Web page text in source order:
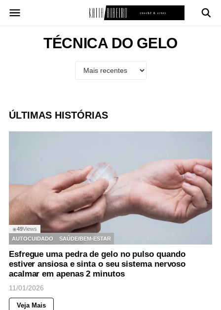
para
TÉCNICA DO GELO
ÚLTIMAS HISTÓRIAS
◉49Views
AUTOCUIDADO
SAÚDE/BEM-ESTAR
Esfregue uma pedra de gelo no pulso quando
estiver ansiosa e sinta o seu sistema nervoso
acalmar em apenas 2 minutos
11/01/2026
Veja Mais